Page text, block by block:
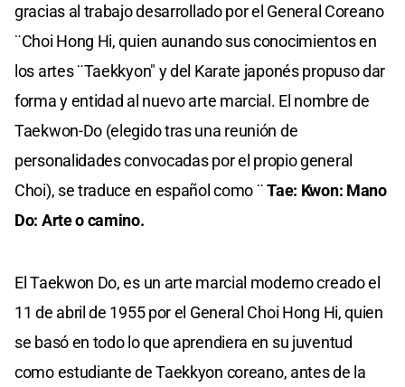
gracias al trabajo desarrollado por el General Coreano
¨Choi Hong Hi, quien aunando sus conocimientos en
los artes ¨Taekkyon" y del Karate japonés propuso dar
forma y entidad al nuevo arte marcial. El nombre de
Taekwon-Do (elegido tras una reunión de
personalidades convocadas por el propio general
Choi), se traduce en español como ¨Tae: Kwon: Mano
Do: Arte o camino.
El Taekwon Do, es un arte marcial moderno creado el
11 de abril de 1955 por el General Choi Hong Hi, quien
se basó en todo lo que aprendiera en su juventud
como estudiante de Taekkyon coreano, antes de la